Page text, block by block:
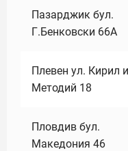
Пазарджик бул.
Г.Бенковски 66А
Плевен ул. Кирил и
Методий 18
Пловдив бул.
Македония 46